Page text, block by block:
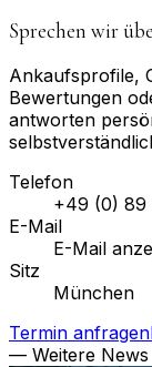
Sprechen wir
Ankaufsprofile,
Bewertungen
antworten
Telefon
+49 (0) 89
E-Mail
E-Mail
Sitz
München
Termin anfragen
— Weitere News